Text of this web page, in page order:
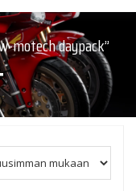
motech daypack”